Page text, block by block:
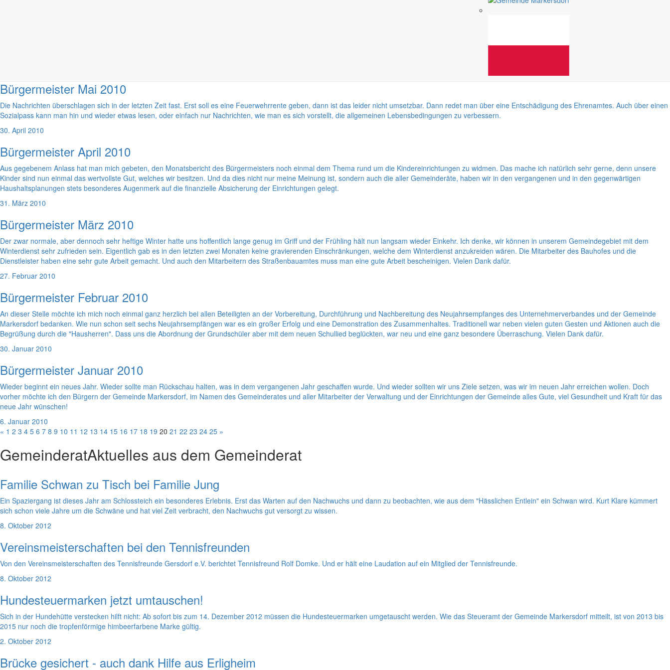
Bürgermeister Mai 2010
Die Nachrichten überschlagen sich in der letzten Zeit fast. Erst soll es eine Feuerwehrrente geben, dann ist das leider nicht umsetzbar. Dann redet man über eine Entschädigung des Ehrenamtes. Auch über einen
Sozialpass kann man hin und wieder etwas lesen, oder einfach nur Nachrichten, wie man es sich vorstellt, die allgemeinen Lebensbedingungen zu verbessern.
30. April 2010
Bürgermeister April 2010
Aus gegebenem Anlass hat man mich gebeten, den Monatsbericht des Bürgermeisters noch einmal dem Thema rund um die Kindereinrichtungen zu widmen. Das mache ich natürlich sehr gerne, denn unsere
Kinder sind nun einmal das wertvollste Gut, welches wir besitzen. Und da dies nicht nur meine Meinung ist, sondern auch die aller Gemeinderäte, haben wir in den vergangenen und in den gegenwärtigen
Haushaltsplanungen stets besonderes Augenmerk auf die finanzielle Absicherung der Einrichtungen gelegt.
31. März 2010
Bürgermeister März 2010
Der zwar normale, aber dennoch sehr heftige Winter hatte uns hoffentlich lange genug im Griff und der Frühling hält nun langsam wieder Einkehr. Ich denke, wir können in unserem Gemeindegebiet mit dem
Winterdienst sehr zufrieden sein. Eigentlich gab es in den letzten zwei Monaten keine gravierenden Einschränkungen, welche dem Winterdienst anzukreiden wären. Die Mitarbeiter des Bauhofes und die
Dienstleister haben eine sehr gute Arbeit gemacht. Und auch den Mitarbeitern des Straßenbauamtes muss man eine gute Arbeit bescheinigen. Vielen Dank dafür.
27. Februar 2010
Bürgermeister Februar 2010
An dieser Stelle möchte ich mich noch einmal ganz herzlich bei allen Beteiligten an der Vorbereitung, Durchführung und Nachbereitung des Neujahrsempfanges des Unternehmerverbandes und der Gemeinde
Markersdorf bedanken. Wie nun schon seit sechs Neujahrsempfängen war es ein großer Erfolg und eine Demonstration des Zusammenhaltes. Traditionell war neben vielen guten Gesten und Aktionen auch die
Begrüßung durch die "Hausherren". Dass uns die Abordnung der Grundschüler aber mit dem neuen Schullied beglückten, war neu und eine ganz besondere Überraschung. Vielen Dank dafür.
30. Januar 2010
Bürgermeister Januar 2010
Wieder beginnt ein neues Jahr. Wieder sollte man Rückschau halten, was in dem vergangenen Jahr geschaffen wurde. Und wieder sollten wir uns Ziele setzen, was wir im neuen Jahr erreichen wollen. Doch
vorher möchte ich den Bürgern der Gemeinde Markersdorf, im Namen des Gemeinderates und aller Mitarbeiter der Verwaltung und der Einrichtungen der Gemeinde alles Gute, viel Gesundheit und Kraft für das
neue Jahr wünschen!
6. Januar 2010
« 1 2 3 4 5 6 7 8 9 10 11 12 13 14 15 16 17 18 19 20 21 22 23 24 25 »
GemeinderatAktuelles aus dem Gemeinderat
Familie Schwan zu Tisch bei Familie Jung
Ein Spaziergang ist dieses Jahr am Schlossteich ein besonderes Erlebnis. Erst das Warten auf den Nachwuchs und dann zu beobachten, wie aus dem "Hässlichen Entlein" ein Schwan wird. Kurt Klare kümmert
sich schon viele Jahre um die Schwäne und hat viel Zeit verbracht, den Nachwuchs gut versorgt zu wissen.
8. Oktober 2012
Vereinsmeisterschaften bei den Tennisfreunden
Von den Vereinsmeisterschaften des Tennisfreunde Gersdorf e.V. berichtet Tennisfreund Rolf Domke. Und er hält eine Laudation auf ein Mitglied der Tennisfreunde.
8. Oktober 2012
Hundesteuermarken jetzt umtauschen!
Sich in der Hundehütte verstecken hilft nicht: Ab sofort bis zum 14. Dezember 2012 müssen die Hundesteuermarken umgetauscht werden. Wie das Steueramt der Gemeinde Markersdorf mitteilt, ist von 2013 bis
2015 nur noch die tropfenförmige himbeerfarbene Marke gültig.
2. Oktober 2012
Brücke gesichert - auch dank Hilfe aus Erligheim